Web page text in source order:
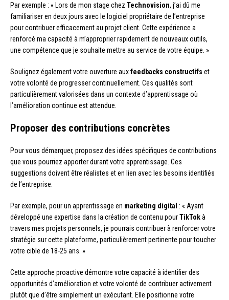
Par exemple : « Lors de mon stage chez Technovision, j’ai dû me
familiariser en deux jours avec le logiciel propriétaire de l’entreprise
pour contribuer efficacement au projet client. Cette expérience a
renforcé ma capacité à m’approprier rapidement de nouveaux outils,
une compétence que je souhaite mettre au service de votre équipe. »
Soulignez également votre ouverture auxfeedbacks constructifs et
votre volonté de progresser continuellement. Ces qualités sont
particulièrement valorisées dans un contexte d’apprentissage où
l’amélioration continue est attendue.
Proposer des contributions concrètes
Pour vous démarquer, proposez des idées spécifiques de contributions
que vous pourriez apporter durant votre apprentissage. Ces
suggestions doivent être réalistes et en lien avec les besoins identifiés
de l’entreprise.
Par exemple, pour un apprentissage en marketing digital : « Ayant
développé une expertise dans la création de contenu pourTikTokà
travers mes projets personnels, je pourrais contribuer à renforcer votre
stratégie sur cette plateforme, particulièrement pertinente pour toucher
votre cible de 18-25 ans. »
Cette approche proactive démontre votre capacité à identifier des
opportunités d’amélioration et votre volonté de contribuer activement
plutôt que d’être simplement un exécutant. Elle positionne votre